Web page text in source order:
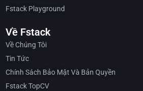
Fstack Playground
Về Fstack
Về Chúng Tôi
Tin Tức
Chính Sách Bảo Mật Và Bản Quyền
Fstack TopCV